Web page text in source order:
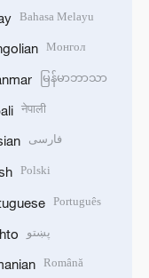
Bahasa Melayu
Монгол
မြန်မာဘာသာ
नेपाली
فارسی
Polski
Português
پښتو
Română